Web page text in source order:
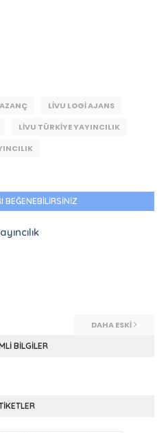
LIVU LOGI AJANS
LIVU TÜRKIYE YAYINCILIK
BEĞENEBILIRSINIZ
DAHA ESKI
BILGILER